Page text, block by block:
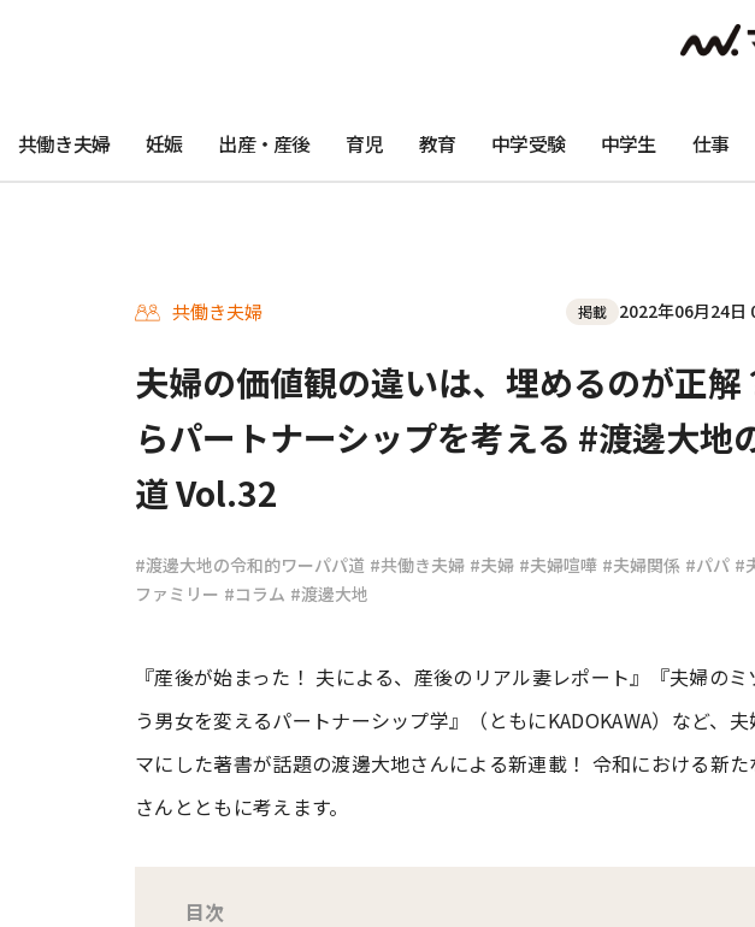
#渡邊大地の令和的ワーパパ道 #ベビーニュース
共働き夫婦 妊娠 出産・産後 育児 教育 中学受験 中学生 仕事
共働き夫婦 掲載 2022年06月24日
夫婦の価値観の違いは、埋めるのが正
らパートナーシップを考える #渡邊大地
道 Vol.32
#渡邊大地の令和的ワーパパ道 #共働き夫婦 #夫婦 #夫婦喧嘩 #夫婦関係 #パパ #
ファミリー #コラム #渡邊大地
『産後が始まった！ 夫による、産後のリアル妻レポート』『夫婦の
う男女を変えるパートナーシップ学』（ともにKADOKAWA）など、
マにした著書が話題の渡邊大地さんによる新連載！ 令和における新
さんとともに考えます。
目次